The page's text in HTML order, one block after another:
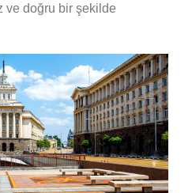
ve doğru bir şekilde